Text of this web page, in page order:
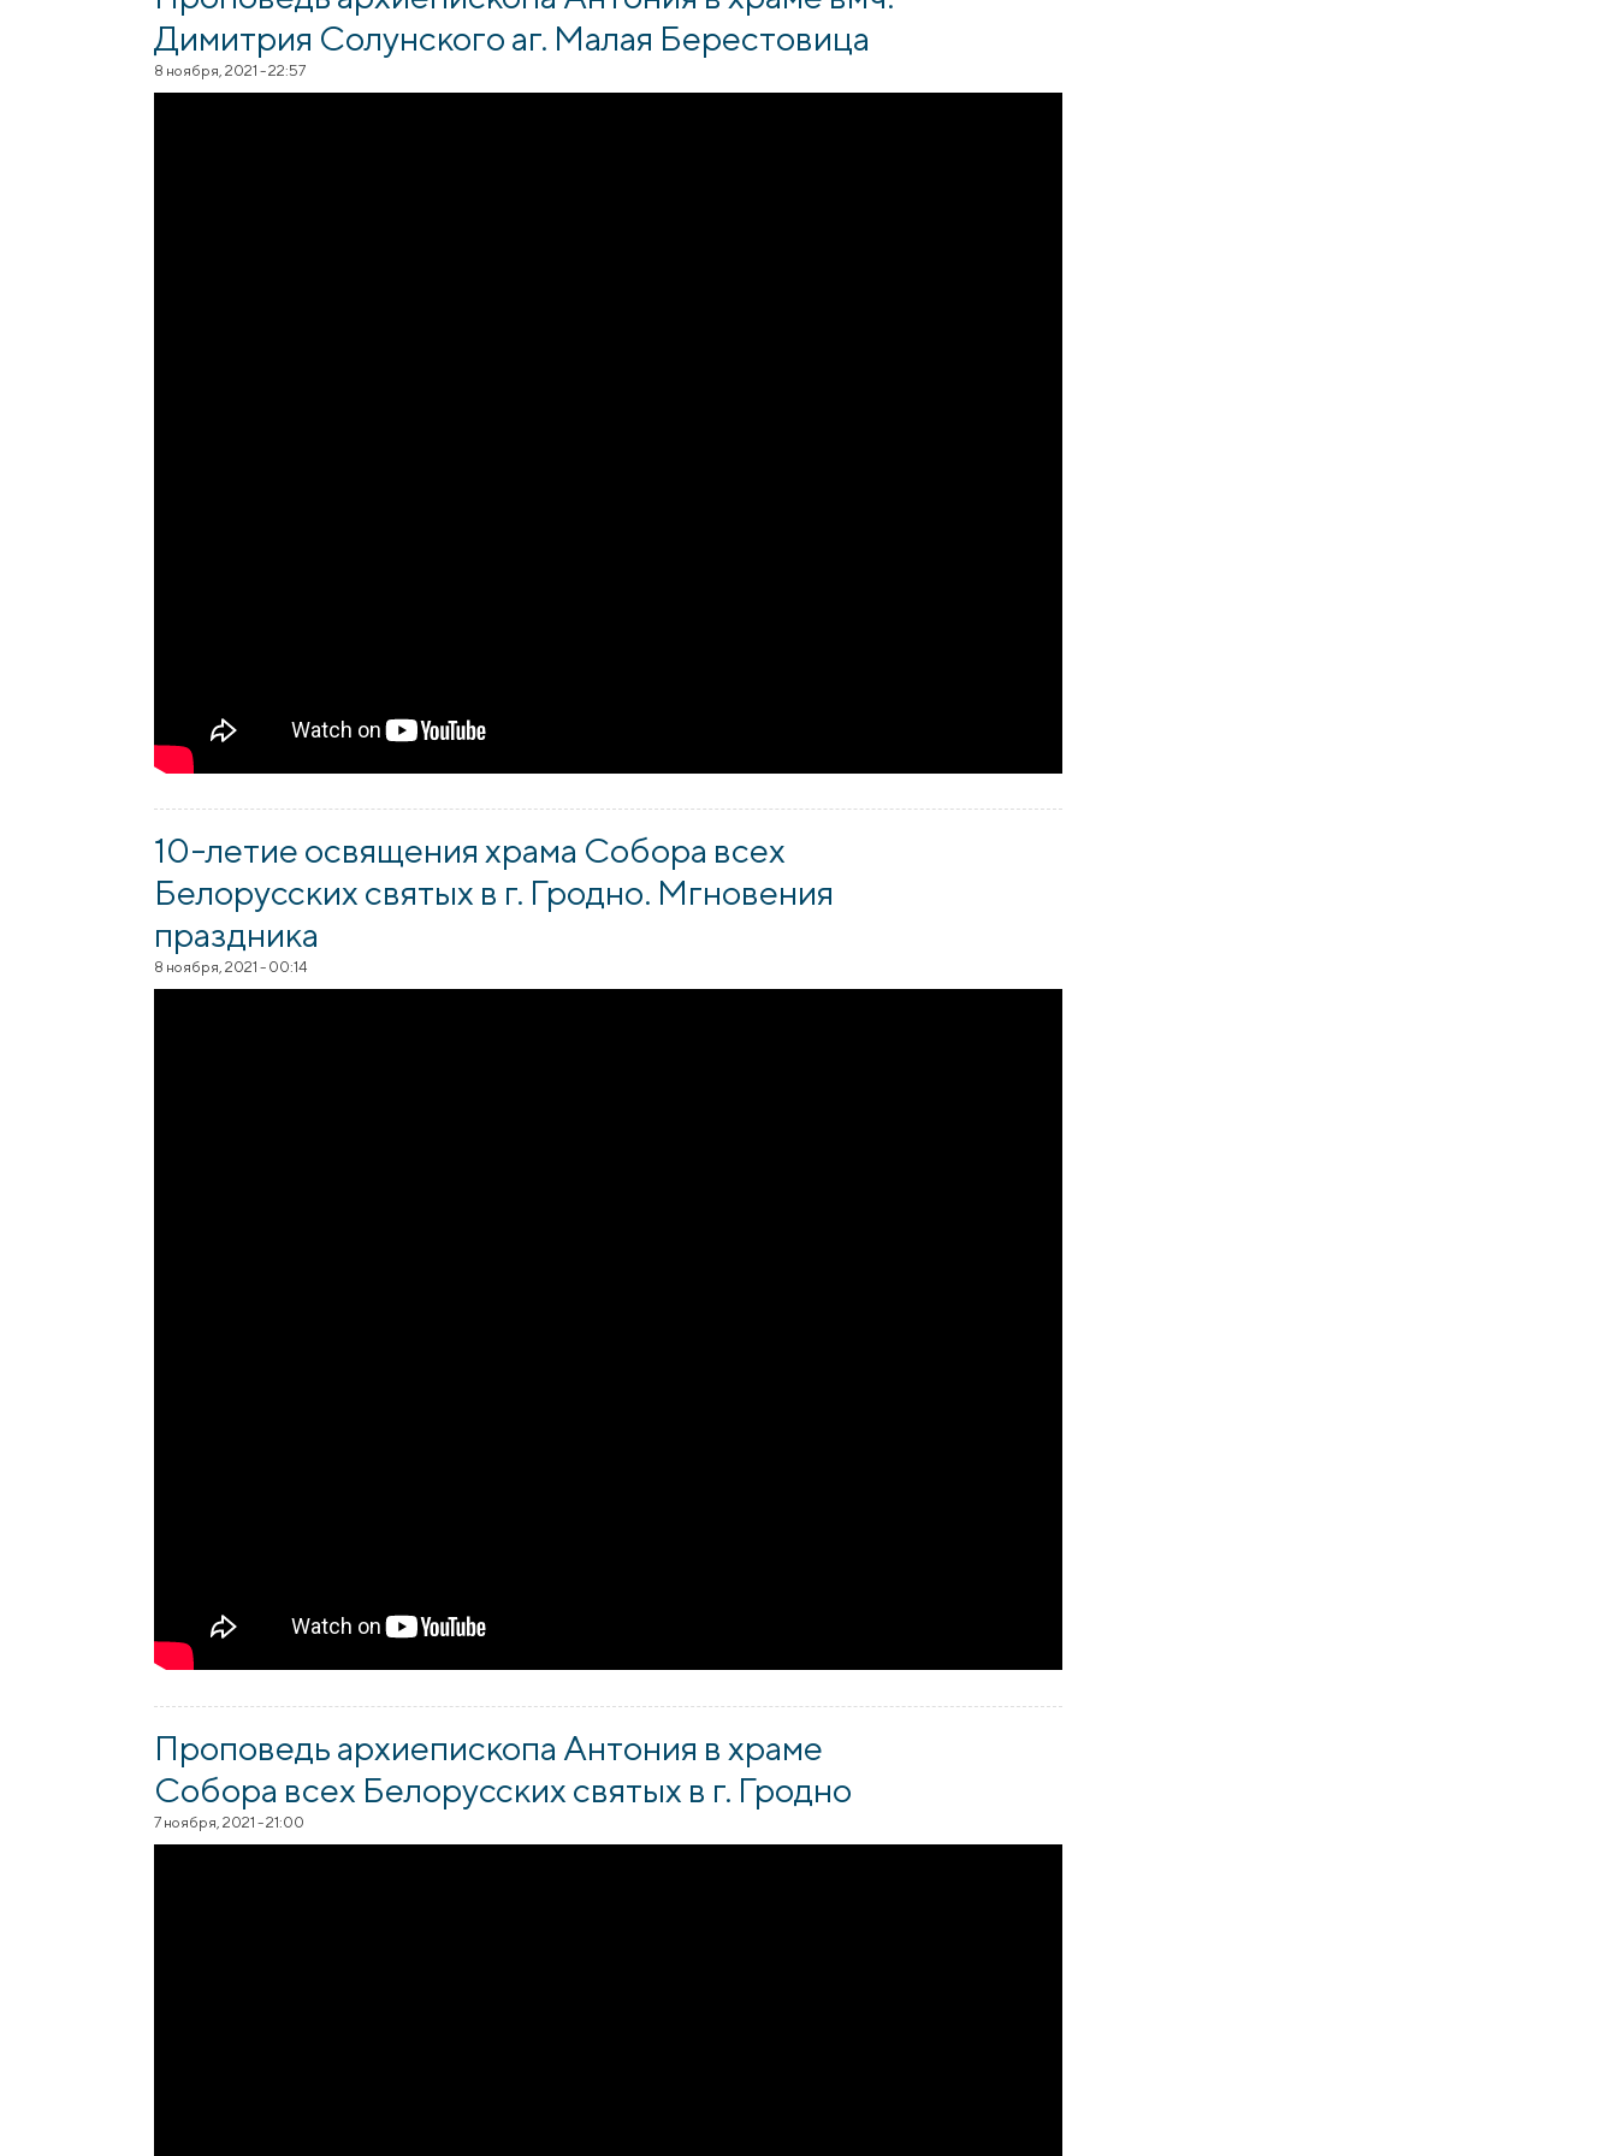
Димитрия Солунского аг. Малая Берестовица
8 ноября, 2021 - 22:57
10-летие освящения храма Собора всех
Белорусских святых в г. Гродно. Мгновения
праздника
8 ноября, 2021 - 00:14
Проповедь архиепископа Антония в храме
Собора всех Белорусских святых в г. Гродно
7 ноября, 2021 - 21:00